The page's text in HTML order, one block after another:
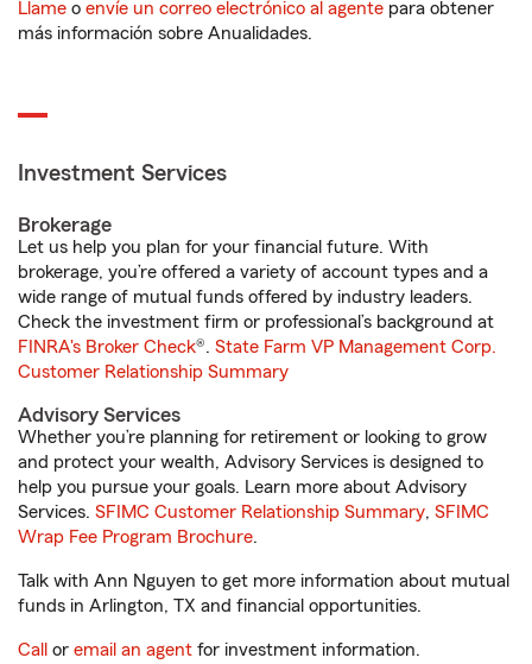
Llame o envíe un correo electrónico al agente para obtener
más información sobre Anualidades.
Investment Services
Brokerage
Let us help you plan for your financial future. With
brokerage, you’re offered a variety of account types and a
wide range of mutual funds offered by industry leaders.
Check the investment firm or professional’s background at
FINRA's Broker Check®. State Farm VP Management Corp.
Customer Relationship Summary
Advisory Services
Whether you’re planning for retirement or looking to grow
and protect your wealth, Advisory Services is designed to
help you pursue your goals. Learn more about Advisory
Services. SFIMC Customer Relationship Summary, SFIMC
Wrap Fee Program Brochure.
Talk with Ann Nguyen to get more information about mutual
funds in Arlington, TX and financial opportunities.
Call or email an agent for investment information.